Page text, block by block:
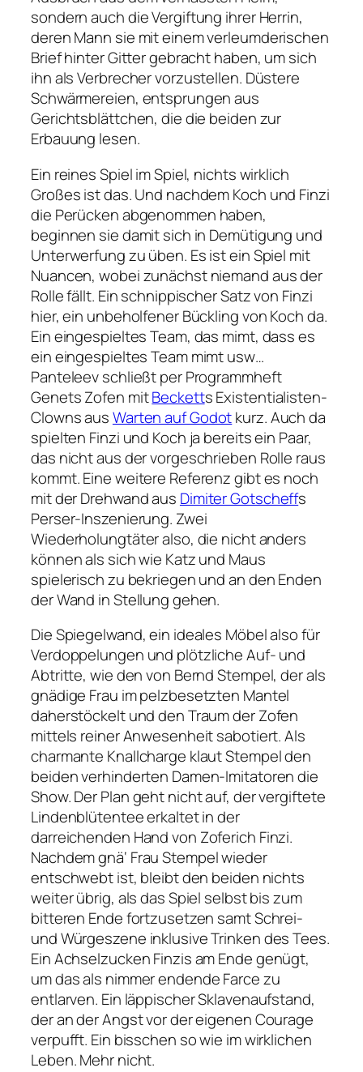
sondern auch die Vergiftung ihrer Herrin,
deren Mann sie mit einem verleumderischen
Brief hinter Gitter gebracht haben, um sich
ihn als Verbrecher vorzustellen. Düstere
Schwärmereien, entsprungen aus
Gerichtsblättchen, die die beiden zur
Erbauung lesen.
Ein reines Spiel im Spiel, nichts wirklich
Großes ist das. Und nachdem Koch und Finzi
die Perücken abgenommen haben,
beginnen sie damit sich in Demütigung und
Unterwerfung zu üben. Es ist ein Spiel mit
Nuancen, wobei zunächst niemand aus der
Rolle fällt. Ein schnippischer Satz von Finzi
hier, ein unbeholfener Bückling von Koch da.
Ein eingespieltes Team, das mimt, dass es
ein eingespieltes Team mimt usw…
Panteleev schließt per Programmheft
GenetsZofen mitBecketts Existentialisten-
Clowns ausWarten auf Godotkurz. Auch da
spielten Finzi und Koch ja bereits ein Paar,
das nicht aus der vorgeschrieben Rolle raus
kommt. Eine weitere Referenz gibt es noch
mit der Drehwand aus Dimiter Gotscheffs
Perser-Inszenierung. Zwei
Wiederholungtäter also, die nicht anders
können als sich wie Katz und Maus
spielerisch zu bekriegen und an den Enden
der Wand in Stellung gehen.
Die Spiegelwand, ein ideales Möbel also für
Verdoppelungen und plötzliche Auf- und
Abtritte, wie den von Bernd Stempel, der als
gnädige Frau im pelzbesetzten Mantel
daherstöckelt und den Traum der Zofen
mittels reiner Anwesenheit sabotiert. Als
charmante Knallcharge klaut Stempel den
beiden verhinderten Damen-Imitatoren die
Show. Der Plan geht nicht auf, der vergiftete
Lindenblütentee erkaltet in der
darreichenden Hand von Zoferich Finzi.
Nachdem gnä‘ Frau Stempel wieder
entschwebt ist, bleibt den beiden nichts
weiter übrig, als das Spiel selbst bis zum
bitteren Ende fortzusetzen samt Schrei-
und Würgeszene inklusive Trinken des Tees.
Ein Achselzucken Finzis am Ende genügt,
um das als nimmer endende Farce zu
entlarven. Ein läppischer Sklavenaufstand,
der an der Angst vor der eigenen Courage
verpufft. Ein bisschen so wie im wirklichen
Leben. Mehr nicht.